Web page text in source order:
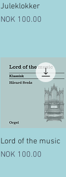
Quick View
Juleklokker
Price
NOK 100.00
Quick View
Lord of the music
Price
NOK 100.00